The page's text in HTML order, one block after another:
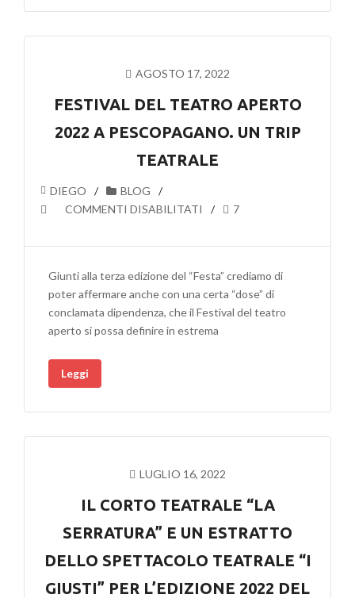
REGISTRO
AGOSTO 17, 2022
FESTIVAL DEL TEATRO APERTO
2022 A PESCOPAGANO. UN TRIP
TEATRALE
DIEGO
BLOG
COMMENTI DISABILITATI
SU
DEL
APERTO
2022
A
PESCOPAGANO.
TRIP
TEATRALE
7
Giunti alla terza edizione del “Festa” crediamo di
poter affermare anche con una certa “dose” di
conclamata dipendenza, che il Festival del teatro
aperto si possa definire in estrema
Leggi
LUGLIO 16, 2022
IL CORTO TEATRALE “LA
SERRATURA” E UN ESTRATTO
DELLO SPETTACOLO TEATRALE “I
GIUSTI” PER L’EDIZIONE 2022 DEL